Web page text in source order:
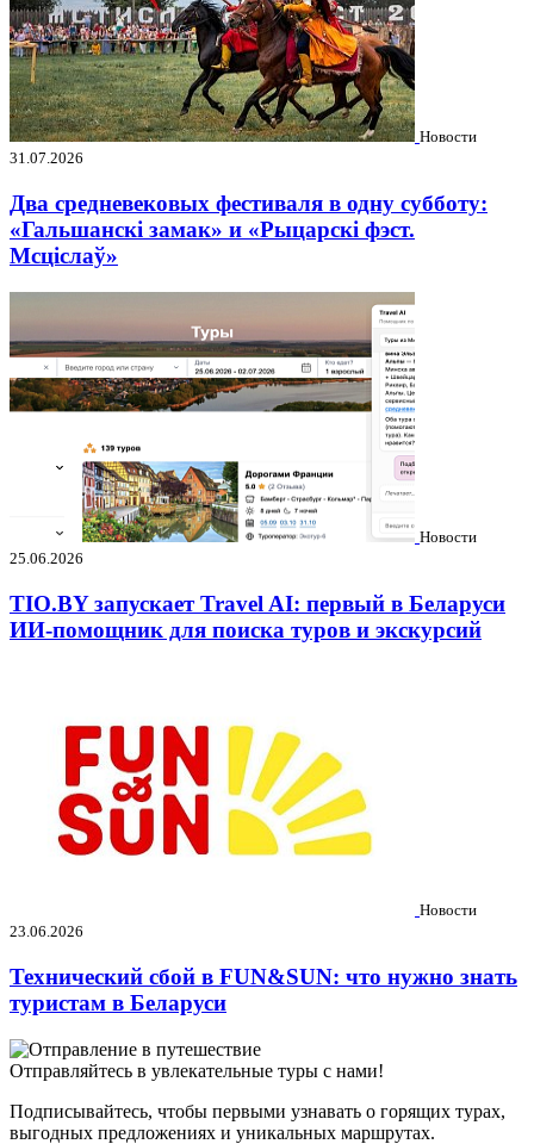
Новости
31.07.2026
Два средневековых фестиваля в одну субботу:
«Гальшанскі замак» и «Рыцарскі фэст.
Мсціслаў»
Новости
25.06.2026
TIO.BY запускает Travel AI: первый в Беларуси
ИИ-помощник для поиска туров и экскурсий
Новости
23.06.2026
Технический сбой в FUN&SUN: что нужно знать
туристам в Беларуси
Отправляйтесь в увлекательные туры с нами!
Подписывайтесь, чтобы первыми узнавать о горящих турах,
выгодных предложениях и уникальных маршрутах.